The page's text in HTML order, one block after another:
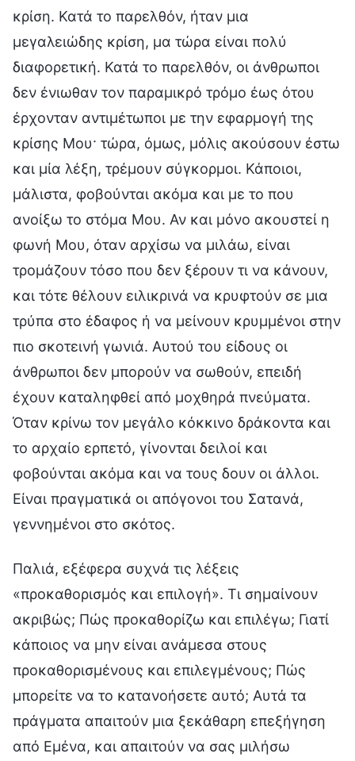
κρίση. Κατά το παρελθόν, ήταν μια
μεγαλειώδης κρίση, μα τώρα είναι πολύ
διαφορετική. Κατά το παρελθόν, οι άνθρωποι
δεν ένιωθαν τον παραμικρό τρόμο έως ότου
έρχονταν αντιμέτωποι με την εφαρμογή της
κρίσης Μου· τώρα, όμως, μόλις ακούσουν έστω
και μία λέξη, τρέμουν σύγκορμοι. Κάποιοι,
μάλιστα, φοβούνται ακόμα και με το που
ανοίξω το στόμα Μου. Αν και μόνο ακουστεί η
φωνή Μου, όταν αρχίσω να μιλάω, είναι
τρομάζουν τόσο που δεν ξέρουν τι να κάνουν,
και τότε θέλουν ειλικρινά να κρυφτούν σε μια
τρύπα στο έδαφος ή να μείνουν κρυμμένοι στην
πιο σκοτεινή γωνιά. Αυτού του είδους οι
άνθρωποι δεν μπορούν να σωθούν, επειδή
έχουν καταληφθεί από μοχθηρά πνεύματα.
Όταν κρίνω τον μεγάλο κόκκινο δράκοντα και
το αρχαίο ερπετό, γίνονται δειλοί και
φοβούνται ακόμα και να τους δουν οι άλλοι.
Είναι πραγματικά οι απόγονοι του Σατανά,
γεννημένοι στο σκότος.
Παλιά, εξέφερα συχνά τις λέξεις
«προκαθορισμός και επιλογή». Τι σημαίνουν
ακριβώς; Πώς προκαθορίζω και επιλέγω; Γιατί
κάποιος να μην είναι ανάμεσα στους
προκαθορισμένους και επιλεγμένους; Πώς
μπορείτε να το κατανοήσετε αυτό; Αυτά τα
πράγματα απαιτούν μια ξεκάθαρη επεξήγηση
από Εμένα, και απαιτούν να σας μιλήσω